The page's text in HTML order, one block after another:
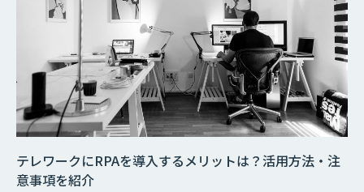
テレワークにRPAを導入するメリットは？活用方法・注
意事項を紹介